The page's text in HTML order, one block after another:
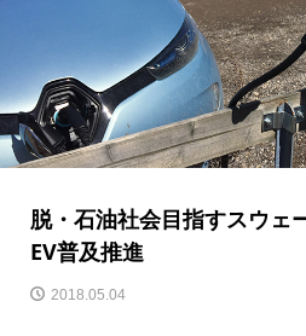
脱・石油社会目指すスウ
EV普及推進
2018.05.04